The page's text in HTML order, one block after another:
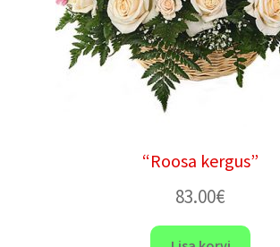
“Roosa kergus”
83.00€